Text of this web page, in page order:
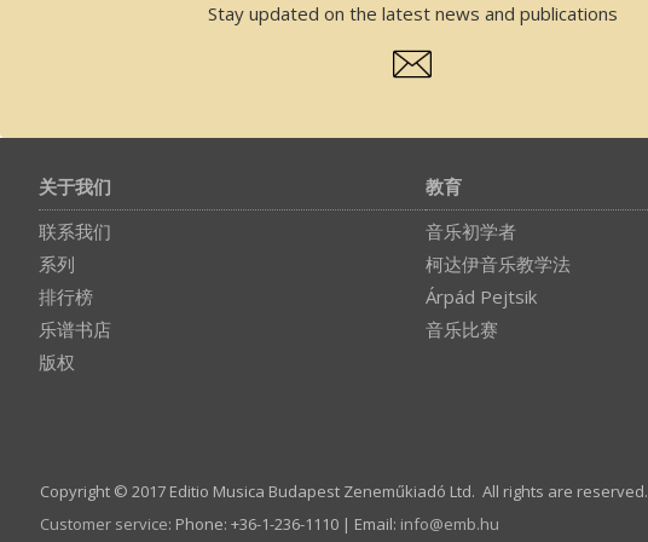
Stay updated on the latest news and publications
关于我们
联系我们
系列
排行榜
乐谱书店
版权
教育
音乐初学者
柯达伊音乐教学法
Árpád Pejtsik
音乐比赛
Copyright © 2017 Editio Musica Budapest Zeneműkiadó Ltd. All rights are reserved.
Customer service: Phone: +36-1-236-1110 | Email: info­@­emb.hu